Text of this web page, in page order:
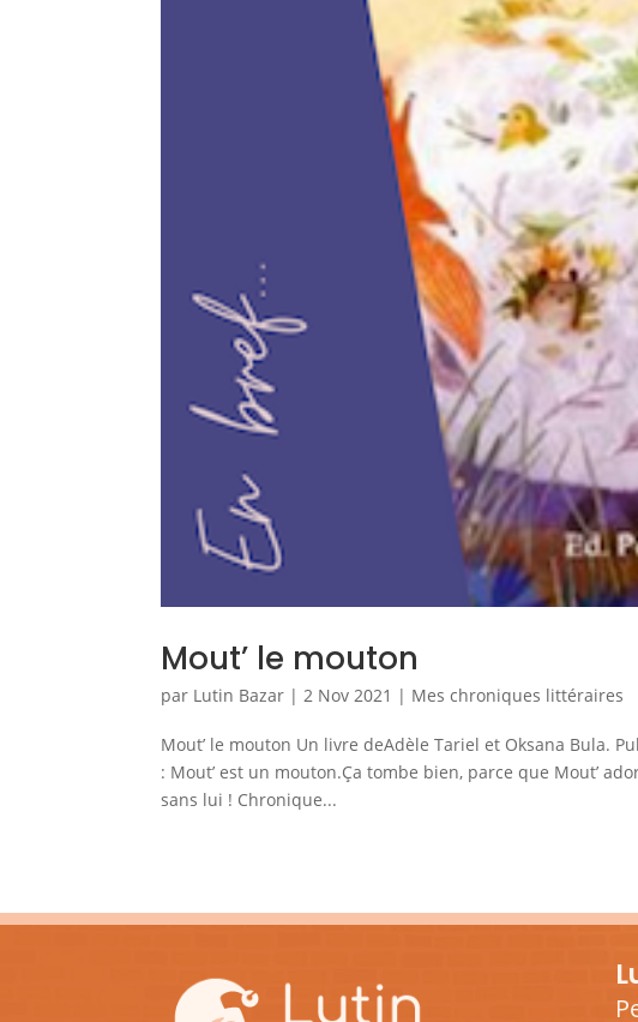
Mout’ le mouton
par Lutin Bazar | 2 Nov 2021 | Mes chroniques littéraires
Mout’ le mouton Un livre deAdèle Tariel et Oksana Bula.
: Mout’ est un mouton.Ça tombe bien, parce que Mout’
sans lui ! Chronique...